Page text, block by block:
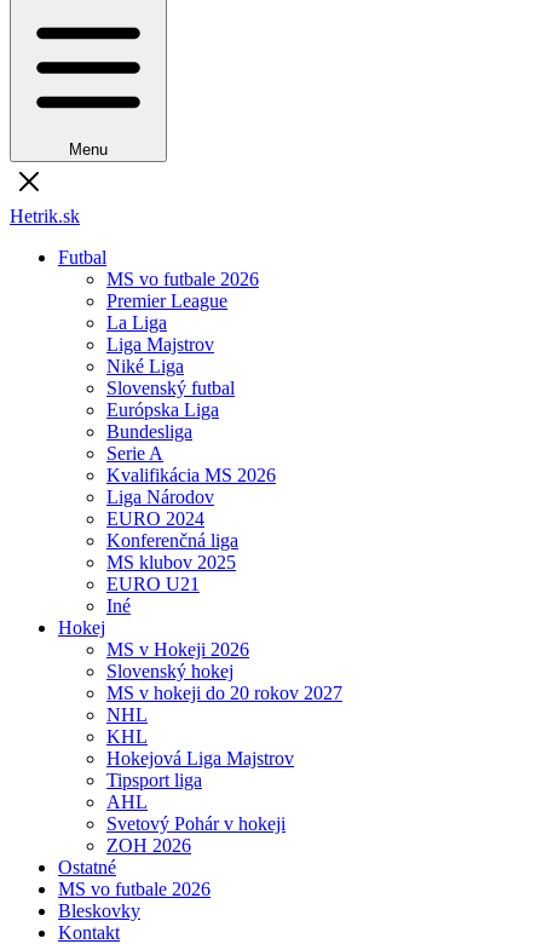
Menu
Hetrik.sk
Futbal
MS vo futbale 2026
Premier League
La Liga
Liga Majstrov
Niké Liga
Slovenský futbal
Európska Liga
Bundesliga
Serie A
Kvalifikácia MS 2026
Liga Národov
EURO 2024
Konferenčná liga
MS klubov 2025
EURO U21
Iné
Hokej
MS v Hokeji 2026
Slovenský hokej
MS v hokeji do 20 rokov 2027
NHL
KHL
Hokejová Liga Majstrov
Tipsport liga
AHL
Svetový Pohár v hokeji
ZOH 2026
Ostatné
MS vo futbale 2026
Bleskovky
Kontakt